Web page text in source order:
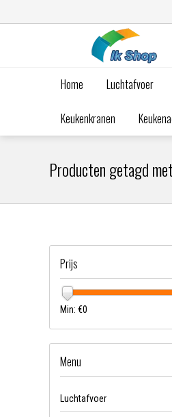
Home Luchtafvoer
Keukenkranen
Producten getagd
Prijs
Min: €0
Menu
Luchtafvoer